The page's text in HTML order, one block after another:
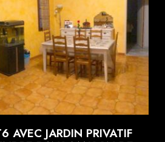
AVEC JARDIN PRIVATIF